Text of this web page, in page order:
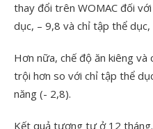
thay đổi trên WOMAC đối
dục, – 9,8 và chỉ tập thể dục,
Hơn nữa, chế độ ăn kiêng
trội hơn so với chỉ tập thể
năng (- 2,8).
Kết quả tương tự ở 12 tháng.